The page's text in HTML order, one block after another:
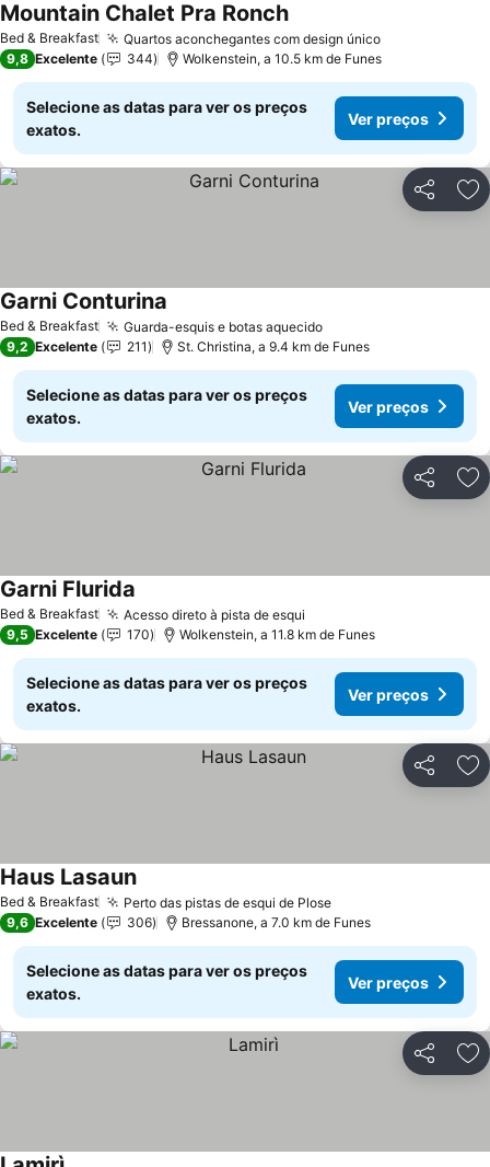
Bed & Breakfast Quartos aconchegantes com design únicoVer preços
Mountain Chalet Pra RonchVer preços
9,8 Excelente 344 Wolkenstein, a 10.5 km de Funes
Selecione as datas para ver os preços
exatos.
Ver preços
Partilhar
Bed & Breakfast Guarda-esquis e botas aquecidoVer preços
Garni Conturina
9,2 Excelente 211 St. Christina, a 9.4 km de Funes
Selecione as datas para ver os preços
exatos.
Ver preços
Partilhar
Bed & Breakfast Acesso direto à pista de esqui
Garni Flurida
9,5 Excelente 170 Wolkenstein, a 11.8 km de Funes
Selecione as datas para ver os preços
exatos.
Ver preços
Partilhar
Bed & Breakfast Perto das pistas de esqui de PloseVer preços
Haus LasaunVer preços
9,6 Excelente 306 Bressanone, a 7.0 km de Funes
Selecione as datas para ver os preços
exatos.
Ver preços
Partilhar